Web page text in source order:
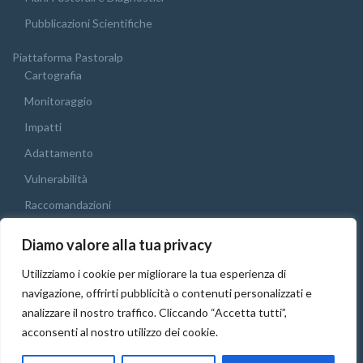
Diamo valore alla tua privacy
Utilizziamo i cookie per migliorare la tua esperienza di
navigazione, offrirti pubblicità o contenuti personalizzati e
analizzare il nostro traffico. Cliccando “Accetta tutti”,
acconsenti al nostro utilizzo dei cookie.
Pubblicazioni Scientifiche
Piattaforma Pastoralp
Cartografia
Monitoraggio
Impatti
Adattamento
Vulnerabilità
Raccomandazioni
Italiano
Italiano
Français
English